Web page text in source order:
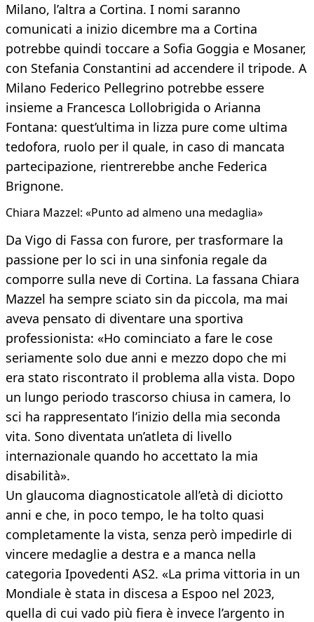
Milano, l’altra a Cortina. I nomi saranno
comunicati a inizio dicembre ma a Cortina
potrebbe quindi toccare a Sofia Goggia e Mosaner,
con Stefania Constantini ad accendere il tripode. A
Milano Federico Pellegrino potrebbe essere
insieme a Francesca Lollobrigida o Arianna
Fontana: quest’ultima in lizza pure come ultima
tedofora, ruolo per il quale, in caso di mancata
partecipazione, rientrerebbe anche Federica
Brignone.
Chiara Mazzel: «Punto ad almeno una medaglia»
Da Vigo di Fassa con furore, per trasformare la
passione per lo sci in una sinfonia regale da
comporre sulla neve di Cortina. La fassana Chiara
Mazzel ha sempre sciato sin da piccola, ma mai
aveva pensato di diventare una sportiva
professionista: «Ho cominciato a fare le cose
seriamente solo due anni e mezzo dopo che mi
era stato riscontrato il problema alla vista. Dopo
un lungo periodo trascorso chiusa in camera, lo
sci ha rappresentato l’inizio della mia seconda
vita. Sono diventata un’atleta di livello
internazionale quando ho accettato la mia
disabilità».
Un glaucoma diagnosticatole all’età di diciotto
anni e che, in poco tempo, le ha tolto quasi
completamente la vista, senza però impedirle di
vincere medaglie a destra e a manca nella
categoria Ipovedenti AS2. «La prima vittoria in un
Mondiale è stata in discesa a Espoo nel 2023,
quella di cui vado più fiera è invece l’argento in